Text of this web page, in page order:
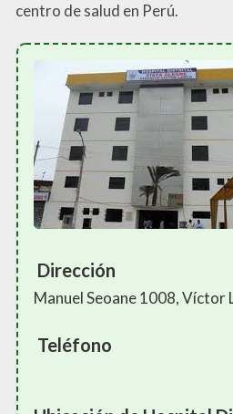
centro de salud en Perú.
Dirección
Manuel Seoane 1008,
Teléfono